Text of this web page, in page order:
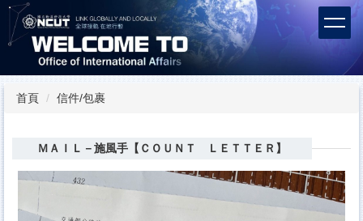
跳
到
主
內
容首頁 信件/包裹
ＭＡＩＬ－施風手【ＣＯＵＮＴ ＬＥＴＴＥＲ】